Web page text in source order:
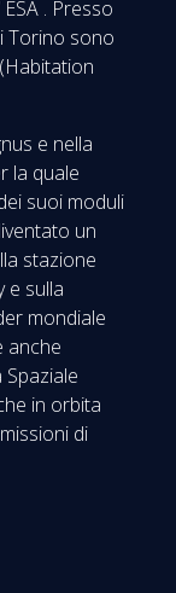
. Presso
Torino sono
e nella
la quale
suoi moduli
un
stazione
e sulla
mondiale
anche
in orbita
di